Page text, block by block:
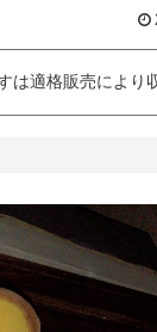
適格販売により